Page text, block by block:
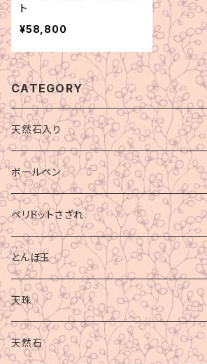
ト
¥58,800
CATEGORY
天然石入り
ボールペン
ペリドットさざれ
とんぼ玉
天珠
天然石